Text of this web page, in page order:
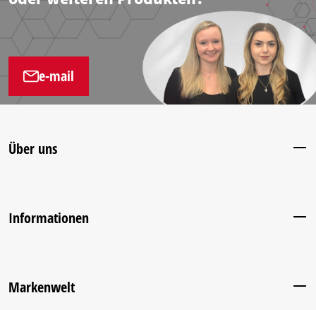
e-mail
Über uns
Informationen
Markenwelt